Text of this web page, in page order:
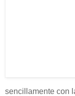
sencillamente con